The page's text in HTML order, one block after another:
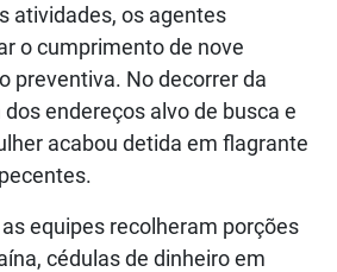
atividades, os agentes
o cumprimento de nove
preventiva. No decorrer da
endereços alvo de busca e
acabou detida em flagrante
equipes recolheram porções
cédulas de dinheiro em